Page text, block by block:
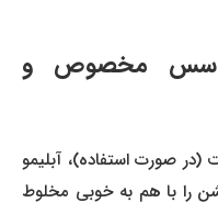
سس مخصوص و
صورت استفاده)، آبلیمو
را با هم به خوبی مخلوط